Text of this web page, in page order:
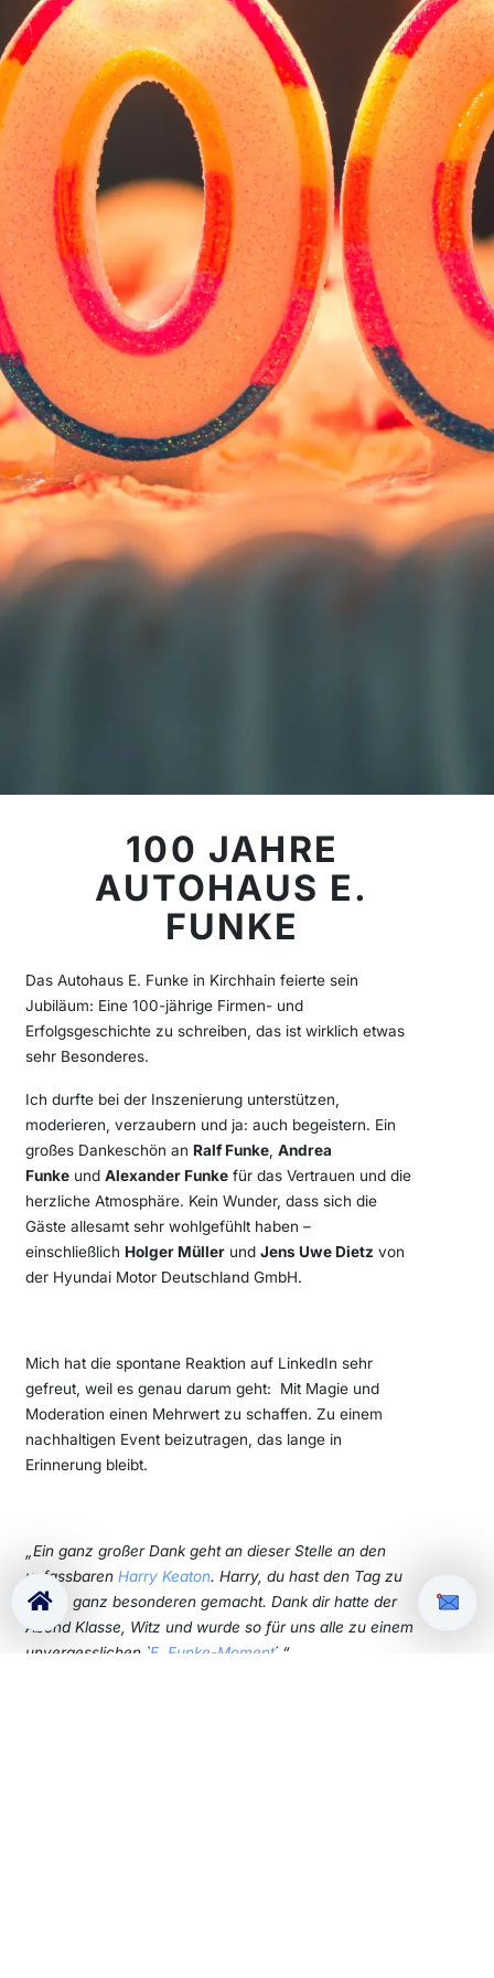
100 JAHRE
AUTOHAUS E.
FUNKE
Das Autohaus E. Funke in Kirchhain feierte sein
Jubiläum: Eine 100-jährige Firmen- und
Erfolgsgeschichte zu schreiben, das ist wirklich etwas
sehr Besonderes.
Ich durfte bei der Inszenierung unterstützen,
moderieren, verzaubern und ja: auch begeistern. Ein
großes Dankeschön anRalf Funke ,Andrea
Funke undAlexander Funke für das Vertrauen und die
herzliche Atmosphäre. Kein Wunder, dass sich die
Gäste allesamt sehr wohlgefühlt haben –
einschließlichHolger Müller undJens Uwe Dietz von
der Hyundai Motor Deutschland GmbH.
Mich hat die spontane Reaktion auf LinkedIn sehr
gefreut, weil es genau darum geht: Mit Magie und
Moderation einen Mehrwert zu schaffen. Zu einem
nachhaltigen Event beizutragen, das lange in
Erinnerung bleibt.
„Ein ganz großer Dank geht an dieser Stelle an den
unfassbarenHarry Keaton. Harry, du hast den Tag zu
einem ganz besonderen gemacht. Dank dir hatte der
Abend Klasse, Witz und wurde so für uns alle zu einem
unvergesslichen `E. Funke-Moment´.“